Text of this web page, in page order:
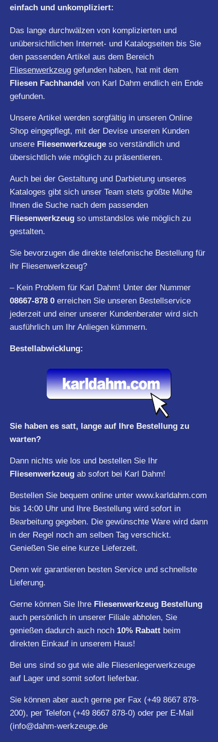
einfach und unkompliziert:
Das lange durchwälzen von komplizierten und
unübersichtlichen Internet- und Katalogseiten bis Sie
den passenden Artikel aus dem Bereich
Fliesenwerkzeug gefunden haben, hat mit dem
Fliesen Fachhandel von Karl Dahm endlich ein Ende
gefunden.
Unsere Artikel werden sorgfältig in unseren Online
Shop eingepflegt, mit der Devise unseren Kunden
unsere Fliesenwerkzeuge so verständlich und
übersichtlich wie möglich zu präsentieren.
Auch bei der Gestaltung und Darbietung unseres
Kataloges gibt sich unser Team stets größte Mühe
Ihnen die Suche nach dem passenden
Fliesenwerkzeug so umstandslos wie möglich zu
gestalten.
Sie bevorzugen die direkte telefonische Bestellung für
ihr Fliesenwerkzeug?
– Kein Problem für Karl Dahm! Unter der Nummer
08667-878 0 erreichen Sie unseren Bestellservice
jederzeit und einer unserer Kundenberater wird sich
ausführlich um Ihr Anliegen kümmern.
Bestellabwicklung:
Sie haben es satt, lange auf Ihre Bestellung zu
warten?
Dann nichts wie los und bestellen Sie Ihr
Fliesenwerkzeug ab sofort bei Karl Dahm!
Bestellen Sie bequem online unter www.karldahm.com
bis 14:00 Uhr und Ihre Bestellung wird sofort in
Bearbeitung gegeben. Die gewünschte Ware wird dann
in der Regel noch am selben Tag verschickt.
Genießen Sie eine kurze Lieferzeit.
Denn wir garantieren besten Service und schnellste
Lieferung.
Gerne können Sie Ihre Fliesenwerkzeug Bestellung
auch persönlich in unserer Filiale abholen, Sie
genießen dadurch auch noch 10% Rabatt beim
direkten Einkauf in unserem Haus!
Bei uns sind so gut wie alle Fliesenlegerwerkzeuge
auf Lager und somit sofort lieferbar.
Sie können aber auch gerne per Fax (+49 8667 878-
200), per Telefon (+49 8667 878-0) oder per E-Mail
(info@dahm-werkzeuge.de